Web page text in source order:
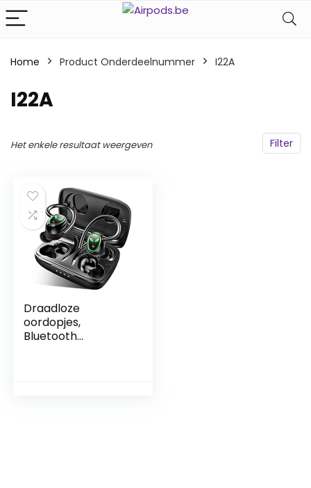
Home Product Onderdeelnummer ‎I22A
‎I22A
Filter
Het enkele resultaat weergeven
Draadloze
oordopjes,
Bluetooth